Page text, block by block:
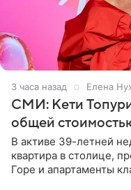
3 часа назад Елена
СМИ: Кети
общей
В активе 39-летней
квартира в столице,
Горе и апартаменты